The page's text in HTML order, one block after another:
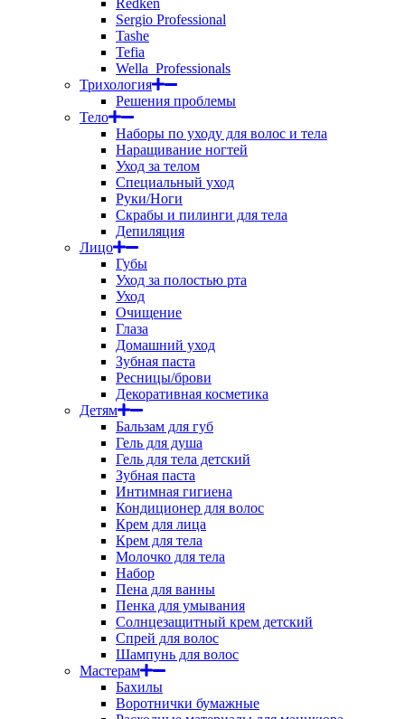
Redken
Sergio Professional
Tashe
Tefia
Wella_Professionals
Трихология
Решения проблемы
Тело
Наборы по уходу для волос и тела
Наращивание ногтей
Уход за телом
Специальный уход
Руки/Ноги
Скрабы и пилинги для тела
Депиляция
Лицо
Губы
Уход за полостью рта
Уход
Очищение
Глаза
Домашний уход
Зубная паста
Ресницы/брови
Декоративная косметика
Детям
Бальзам для губ
Гель для душа
Гель для тела детский
Зубная паста
Интимная гигиена
Кондиционер для волос
Крем для лица
Крем для тела
Молочко для тела
Набор
Пена для ванны
Пенка для умывания
Солнцезащитный крем детский
Спрей для волос
Шампунь для волос
Мастерам
Бахилы
Воротнички бумажные